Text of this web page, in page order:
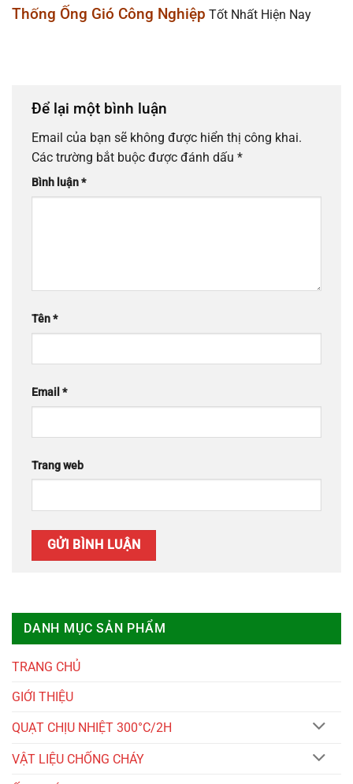
DANH MỤC SẢN PHẨM
TRANG CHỦ
GIỚI THIỆU
QUẠT CHỊU NHIỆT 300°C/2H
VẬT LIỆU CHỐNG CHÁY
Thống Ống Gió Công Nghiệp Tốt Nhất Hiện Nay
Để lại một bình luận
Email của bạn sẽ không được hiển thị công khai.
Các trường bắt buộc được đánh dấu *
Bình luận*
Tên*
Email *
Trang web